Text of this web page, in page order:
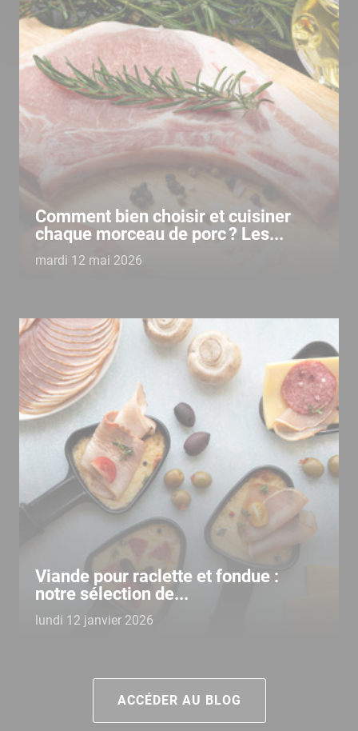
Comment bien choisir et cuisiner
chaque morceau de porc ? Les...
mardi 12 mai 2026
Viande pour raclette et fondue :
notre sélection de...
lundi 12 janvier 2026
ACCÉDER AU BLOG